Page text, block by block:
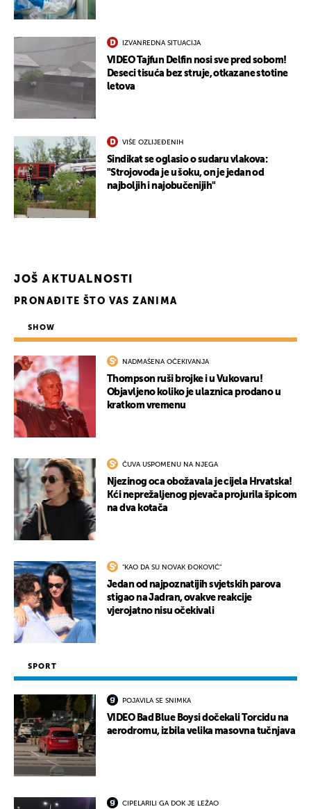
IZVANREDNA SITUACIJA
VIDEO Tajfun Delfin nosi sve pred sobom!
Deseci tisuća bez struje, otkazane stotine
letova
VIŠE OZLIJEĐENIH
Sindikat se oglasio o sudaru vlakova:
"Strojovođa je u šoku, on je jedan od
najboljih i najobučenijih"
JOŠ AKTUALNOSTI
PRONAĐITE ŠTO VAS ZANIMA
SHOW
NADMAŠENA OČEKIVANJA
Thompson ruši brojke i u Vukovaru!
Objavljeno koliko je ulaznica prodano u
kratkom vremenu
ČUVA USPOMENU NA NJEGA
Njezinog oca obožavala je cijela Hrvatska!
Kći neprežaljenog pjevača projurila špicom
na dva kotača
"KAO DA SU NOVAK ĐOKOVIĆ"
Jedan od najpoznatijih svjetskih parova
stigao na Jadran, ovakve reakcije
vjerojatno nisu očekivali
SPORT
POJAVILA SE SNIMKA
VIDEO Bad Blue Boysi dočekali Torcidu na
aerodromu, izbila velika masovna tučnjava
CIPELARILI GA DOK JE LEŽAO
UKLJUČITE NOTIFIKACIJE